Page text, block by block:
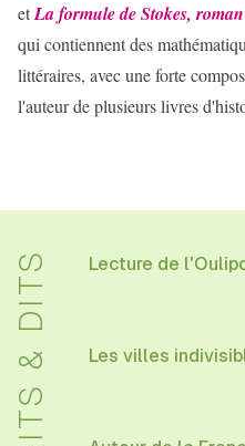
etLa formule de Stokes, roman
qui contiennent des
littéraires, avec une forte
l'auteur de plusieurs livres
FAITS & DITS